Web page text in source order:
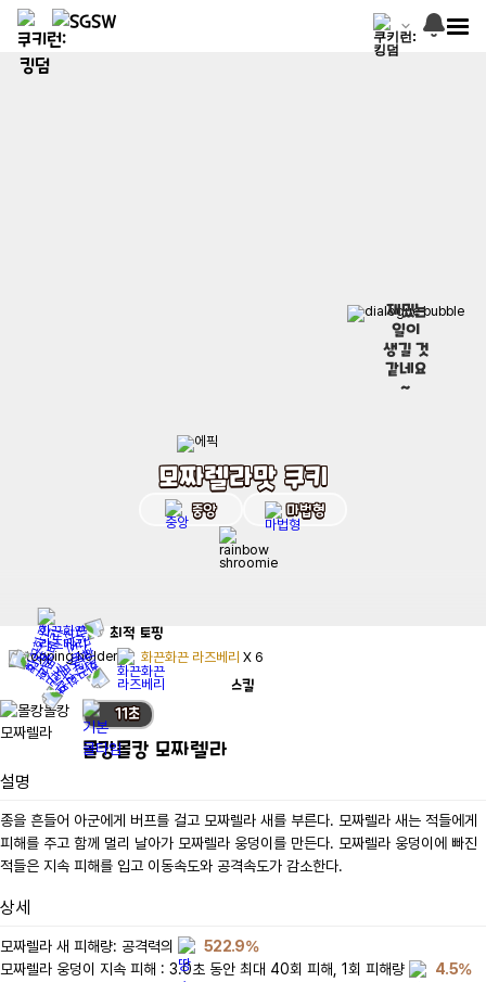
재밌는
일이
생길 것
같네요
~
모짜렐라맛 쿠키
중앙 마법형
최적 토핑
화끈화끈 라즈베리 X 6
스킬
11초
몰캉몰캉 모짜렐라
설명
종을 흔들어 아군에게 버프를 걸고 모짜렐라 새를 부른다. 모짜렐라 새는 적들에게
피해를 주고 함께 멀리 날아가 모짜렐라 웅덩이를 만든다. 모짜렐라 웅덩이에 빠진
적들은 지속 피해를 입고 이동속도와 공격속도가 감소한다.
상세
모짜렐라 새 피해량: 공격력의
522.9%
모짜렐라 웅덩이 지속 피해 : 3.0초 동안 최대 40회 피해, 1회 피해량
4.5%